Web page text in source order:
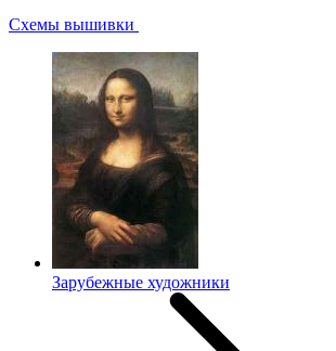
Схемы вышивки
Зарубежные художники